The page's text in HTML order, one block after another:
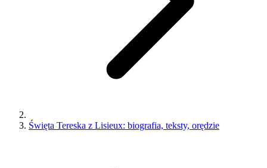
Święta Tereska z Lisieux: biografia, teksty, orędzie